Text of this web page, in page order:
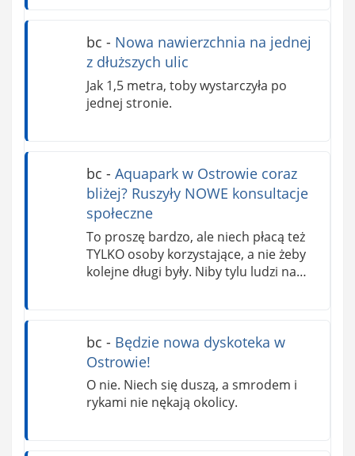
bc - Nowa nawierzchnia na jednej
z dłuższych ulic
Jak 1,5 metra, toby wystarczyła po
jednej stronie.
bc - Aquapark w Ostrowie coraz
bliżej? Ruszyły NOWE konsultacje
społeczne
To proszę bardzo, ale niech płacą też
TYLKO osoby korzystające, a nie żeby
kolejne długi były. Niby tylu ludzi na…
bc - Będzie nowa dyskoteka w
Ostrowie!
O nie. Niech się duszą, a smrodem i
rykami nie nękają okolicy.